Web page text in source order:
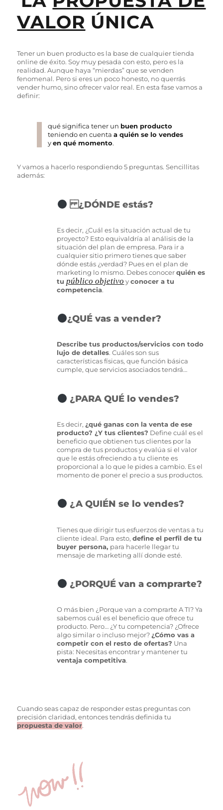
VALOR ÚNICA
Tener un buen producto es la base de cualquier tienda
online de éxito. Soy muy pesada con esto, pero es la
realidad. Aunque haya “mierdas” que se venden
fenomenal. Pero si eres un poco honesto, no querrás
vender humo, sino ofrecer valor real. En esta fase vamos a
definir:
qué significa tener un buen producto
teniendo en cuentaa quién se lo vendes
yen qué momento.
Y vamos a hacerlo respondiendo 5 preguntas. Sencillitas
además:
¿DÓNDE estás?
Es decir, ¿Cuál es la situación actual de tu
proyecto? Esto equivaldría al análisis de la
situación del plan de empresa. Para ir a
cualquier sitio primero tienes que saber
dónde estás ¿verdad? Pues en el plan de
marketing lo mismo. Debes conocerquién es
tupúblico objetivo yconocer a tu
competencia.
¿QUÉ vas a vender?
Describe tus productos/servicios con todo
lujo de detalles. Cuáles son sus
características físicas, que función básica
cumple, que servicios asociados tendrá…
¿PARA QUÉ lo vendes?
Es decir,¿qué ganas con la venta de ese
producto? ¿Y tus clientes? Define cuál es el
beneficio que obtienen tus clientes por la
compra de tus productos y evalúa si el valor
que le estás ofreciendo a tu cliente es
proporcional a lo que le pides a cambio. Es el
momento de poner el precio a sus productos.
¿A QUIÉN se lo vendes?
Tienes que dirigir tus esfuerzos de ventas a tu
cliente ideal. Para esto,define el perfil de tu
buyer persona, para hacerle llegar tu
mensaje de marketing allí donde esté.
¿PORQUÉ van a comprarte?
O más bien ¿Porque van a comprarte A TI? Ya
sabemos cuál es el beneficio que ofrece tu
producto. Pero… ¿Y tu competencia? ¿Ofrece
algo similar o incluso mejor?¿Cómo vas a
competir con el resto de ofertas? Una
pista: Necesitas encontrar y mantener tu
ventaja competitiva.
Cuando seas capaz de responder estas preguntas con
precisión claridad, entonces tendrás definida tu
propuesta de valor.